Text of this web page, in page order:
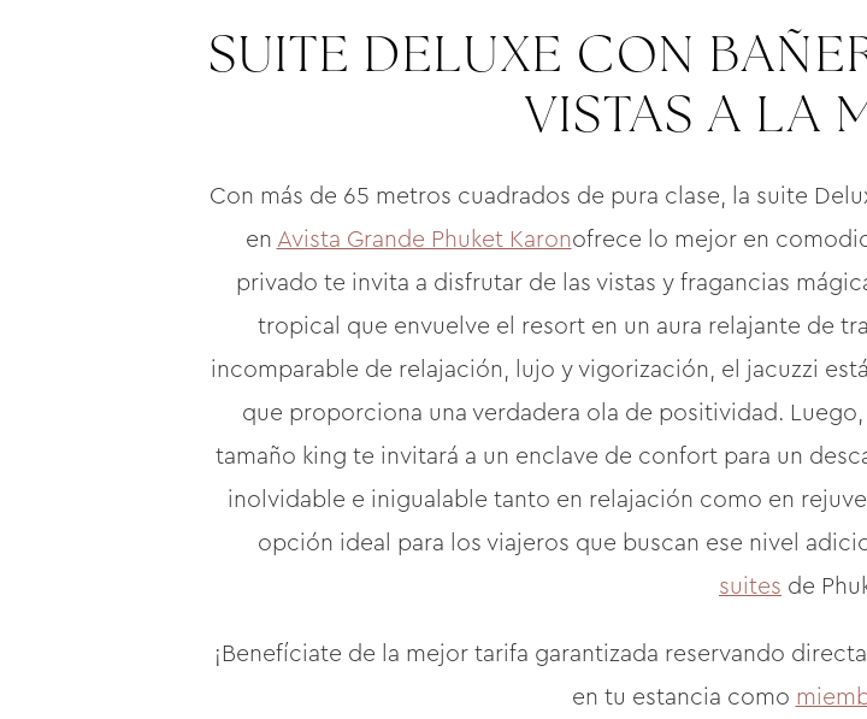
SUITE DELUXE CON
VISTAS A LA
Con más de 65 metros cuadrados de pura clase, la suite
en Avista Grande Phuket Karonofrece lo mejor en
privado te invita a disfrutar de las vistas y fragancias
tropical que envuelve el resort en un aura relajante de
incomparable de relajación, lujo y vigorización, el jacuzzi
que proporciona una verdadera ola de positividad.
tamaño king te invitará a un enclave de confort para un
inolvidable e inigualable tanto en relajación como en
opción ideal para los viajeros que buscan ese nivel
suites de
¡Benefíciate de la mejor tarifa garantizada reservando
en tu estancia como